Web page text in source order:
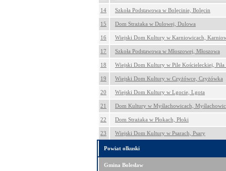
14 Szkoła Podstawowa w Bolęcinie, Bolęcin
15 Dom Strażaka w Dulowej, Dulowa
16 Wiejski Dom Kultury w Karniowicach,
17 Szkoła Podstawowa w Młoszowej, Młoszowa
18 Wiejski Dom Kultury w Pile Kościeleckiej, Piła
19 Wiejski Dom Kultury w Czyżówce, Czyżówka
20 Wiejski Dom Kultury w Lgocie, Lgota
21 Dom Kultury w Myślachowicach,
22 Dom Strażaka w Płokach, Płoki
23 Wiejski Dom Kultury w Psarach, Psary
Powiat olkuski
Gmina Bolesław